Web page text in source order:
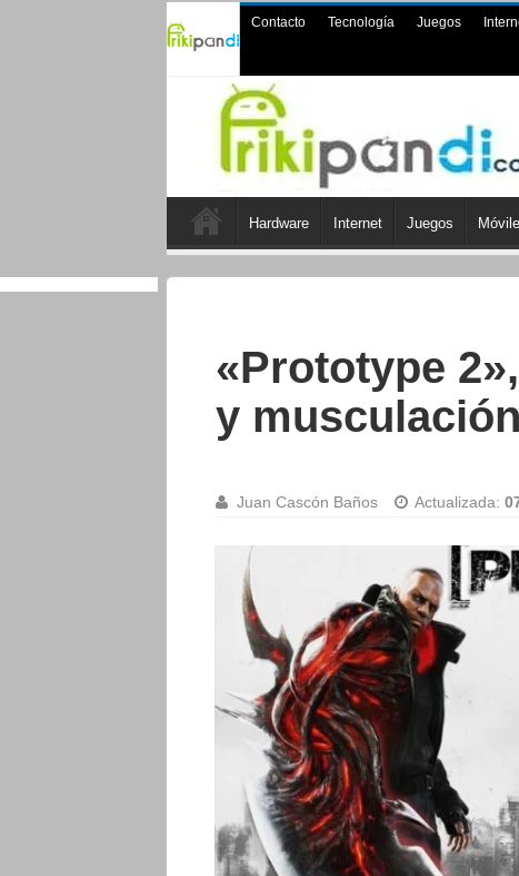
Contacto Tecnología Juegos
Hardware Internet Juegos
«Prototype
y musculación
Juan Cascón Baños Actualizada: